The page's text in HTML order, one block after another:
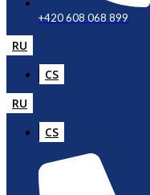
+420 608 068 899
RU
CS
RU
CS